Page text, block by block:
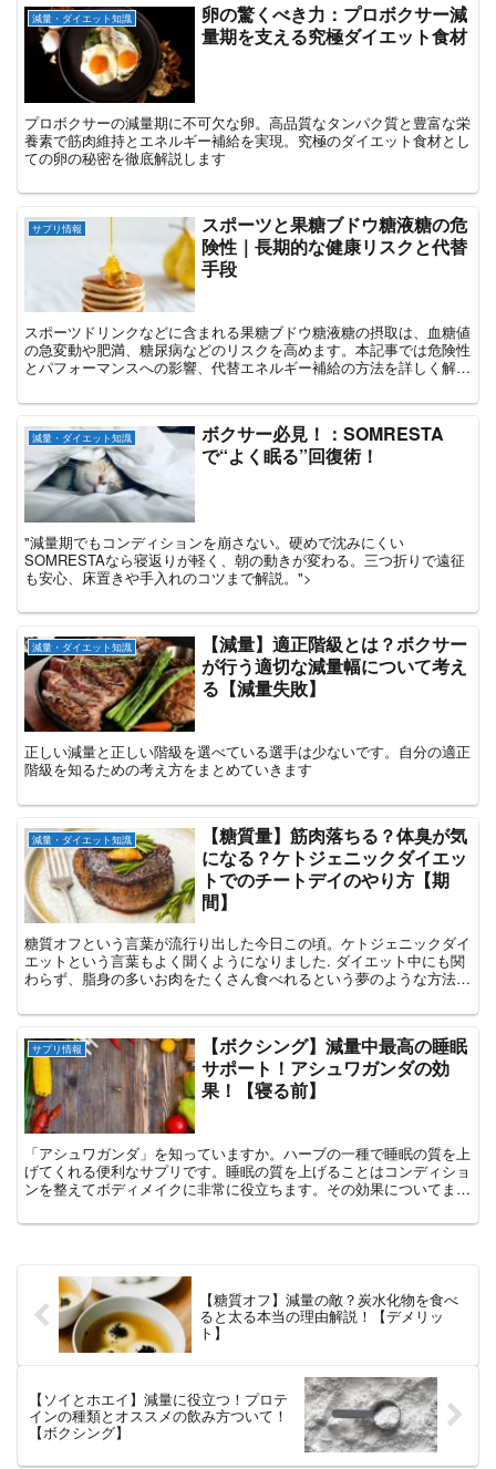
減量・ダイエット知識
卵の驚くべき力：プロボクサー減
量期を支える究極ダイエット食材
プロボクサーの減量期に不可欠な卵。高品質なタンパク質と豊富な栄
養素で筋肉維持とエネルギー補給を実現。究極のダイエット食材とし
ての卵の秘密を徹底解説します
サプリ情報
スポーツと果糖ブドウ糖液糖の危
険性｜長期的な健康リスクと代替
手段
スポーツドリンクなどに含まれる果糖ブドウ糖液糖の摂取は、血糖値
の急変動や肥満、糖尿病などのリスクを高めます。本記事では危険性
とパフォーマンスへの影響、代替エネルギー補給の方法を詳しく解説
減量・ダイエット知識
ボクサー必見！：SOMRESTA
で“よく眠る”回復術！
"減量期でもコンディションを崩さない。硬めで沈みにくい
SOMRESTAなら寝返りが軽く、朝の動きが変わる。三つ折りで遠征
も安心、床置きや手入れのコツまで解説。">
減量・ダイエット知識
【減量】適正階級とは？ボクサー
が行う適切な減量幅について考え
る【減量失敗】
正しい減量と正しい階級を選べている選手は少ないです。自分の適正
階級を知るための考え方をまとめていきます
減量・ダイエット知識
【糖質量】筋肉落ちる？体臭が気
になる？ケトジェニックダイエッ
トでのチートデイのやり方【期
間】
糖質オフという言葉が流行り出した今日この頃。ケトジェニックダイ
エットという言葉もよく聞くようになりました. ダイエット中にも関
わらず、脂身の多いお肉をたくさん食べれるという夢のような方法で
ートデイはどのようにするべきなのかをまとめています。
サプリ情報
【ボクシング】減量中最高の睡眠
サポート！アシュワガンダの効
果！【寝る前】
「アシュワガンダ」を知っていますか。ハーブの一種で睡眠の質を上
げてくれる便利なサプリです。睡眠の質を上げることはコンディショ
ンを整えてボディメイクに非常に役立ちます。その効果についてまと
【糖質オフ】減量の敵？炭水化物を食べ
ると太る本当の理由解説！【デメリッ
ト】
【ソイとホエイ】減量に役立つ！プロテ
インの種類とオススメの飲み方ついて！
【ボクシング】